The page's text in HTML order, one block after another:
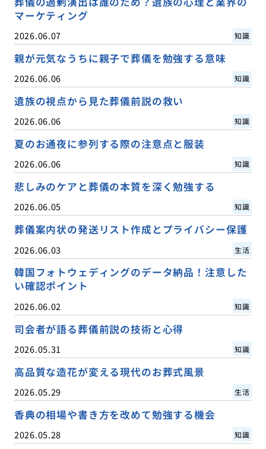
マーケティング
2026.06.07 知識
親が元気なうちに親子で葬儀を勉強する意味
2026.06.06 知識
遺族の視点から見た葬儀前説の救い
2026.06.06 知識
夏のお通夜に参列する際の注意点と服装
2026.06.06 知識
悲しみのケアと葬儀の本質を深く勉強する
2026.06.05 知識
葬儀案内状の発送リスト作成とプライバシー保護
2026.06.03 生活
韓国フォトウェディングのデータ納品！注意した
い確認ポイント
2026.06.02 知識
司会者が語る葬儀前説の技術と心得
2026.05.31 知識
高品質な造花が変える現代のお葬式風景
2026.05.29 生活
香典の相場や書き方を改めて勉強する機会
2026.05.28 知識